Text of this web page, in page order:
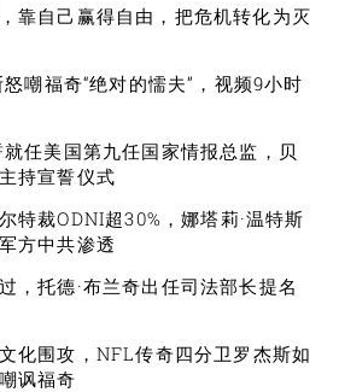
靠自己赢得自由，把危机转化为灭
嘲福奇“绝对的懦夫”，视频9小时
任美国第九任国家情报总监，贝
持宣誓仪式
特裁ODNI超30%，娜塔莉·温特斯
方中共渗透
，托德·布兰奇出任司法部长提名
化围攻，NFL传奇四分卫罗杰斯如
讽福奇